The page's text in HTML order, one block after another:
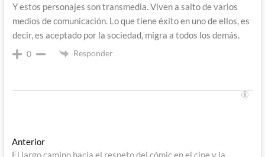
Y estos personajes son transmedia. Viven a salto de varios
medios de comunicación. Lo que tiene éxito en uno de ellos, es
decir, es aceptado por la sociedad, migra a todos los demás.
0 Responder
Navegación
AnteriorEntrada
anterior:
El largo camino hacia el respeto del cómic en el cine y la